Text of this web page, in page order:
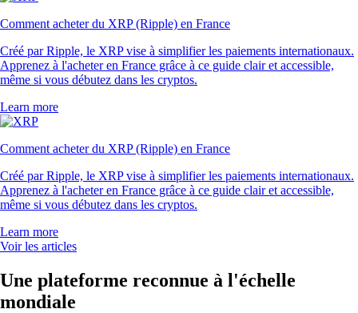
Comment acheter du XRP (Ripple) en France
Créé par Ripple, le XRP vise à simplifier les paiements internationaux.
Apprenez à l'acheter en France grâce à ce guide clair et accessible,
même si vous débutez dans les cryptos.
Learn more
Comment acheter du XRP (Ripple) en France
Créé par Ripple, le XRP vise à simplifier les paiements internationaux.
Apprenez à l'acheter en France grâce à ce guide clair et accessible,
même si vous débutez dans les cryptos.
Learn more
Voir les articles
Une plateforme reconnue à l'échelle
mondiale